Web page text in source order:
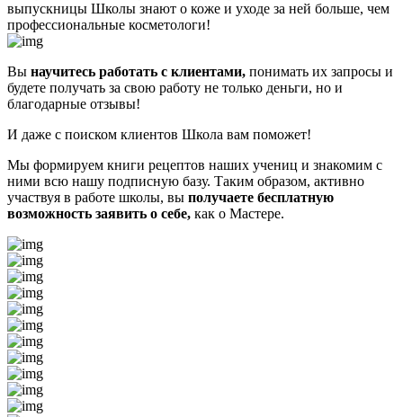
выпускницы Школы знают о коже и уходе за ней больше, чем
профессиональные косметологи!
Вы научитесь работать с клиентами, понимать их запросы и
будете получать за свою работу не только деньги, но и
благодарные отзывы!
И даже с поиском клиентов Школа вам поможет!
Мы формируем книги рецептов наших учениц и знакомим с
ними всю нашу подписную базу. Таким образом, активно
участвуя в работе школы, вы получаете бесплатную
возможность заявить о себе, как о Мастере.